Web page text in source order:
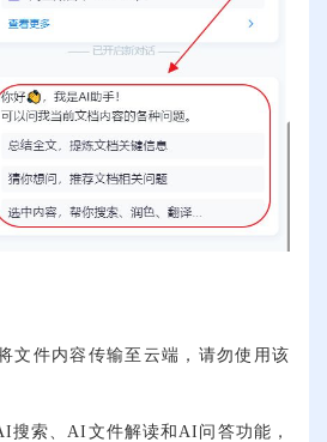
文件内容传输至云端，请勿使用该
搜索、AI文件解读和AI问答功能，